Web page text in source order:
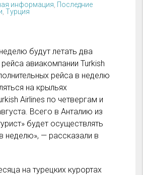
информация Последние
Турция
будут летать два
авиакомпании Turkish
рейса в неделю
на крыльях
Airlines по четвергам и
Всего в Анталию из
будет осуществлять
неделю», — рассказали в
на турецких курортах